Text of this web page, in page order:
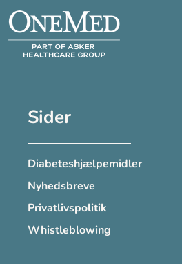
Sider
Diabeteshjælpemidler
Nyhedsbreve
Privatlivspolitik
Whistleblowing